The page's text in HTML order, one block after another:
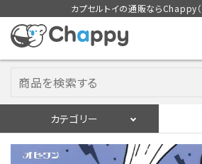
カプセルトイの通販ならChappy（
カテゴリー
ログイン 会